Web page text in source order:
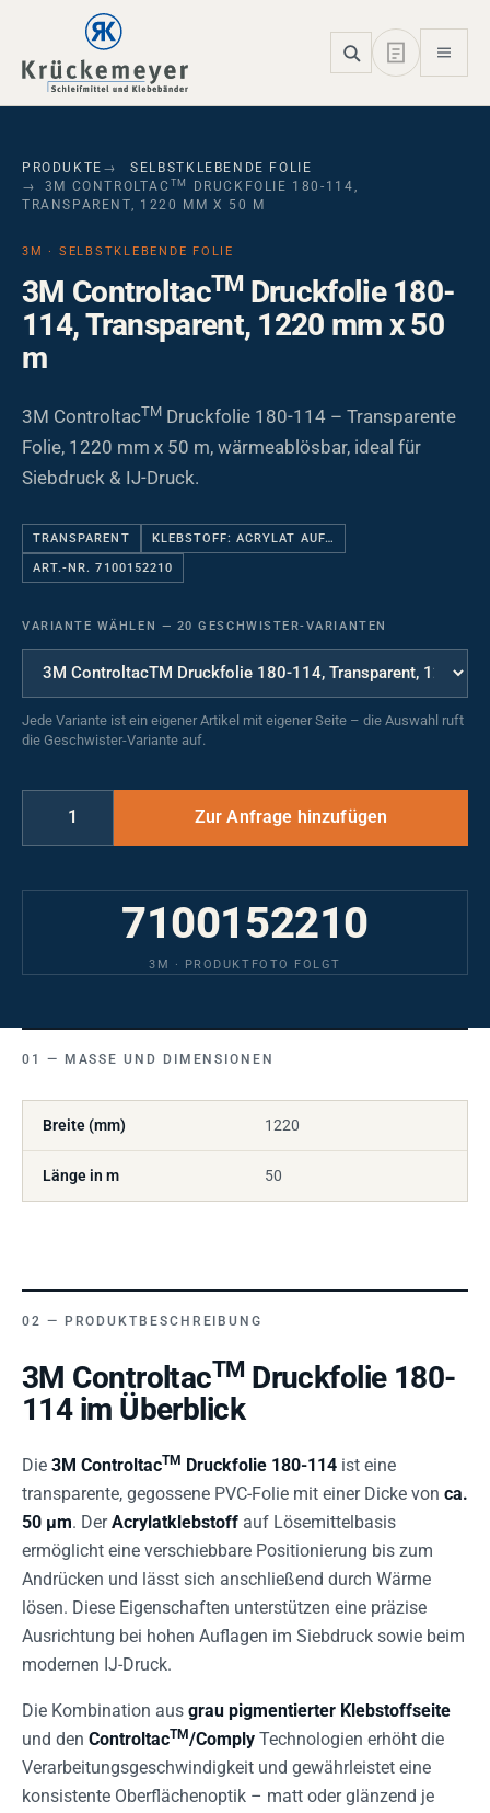
Skip to main navigation
Skip to main content
Skip to page footer
PRODUKTE
SELBSTKLEBENDE FOLIE
3M CONTROLTAC TM
DRUCKFOLIE 180-114,
TRANSPARENT, 1220 MM X 50 M
3M · SELBSTKLEBENDE FOLIE
3M ControltacTMDruckfolie 180-
114, Transparent, 1220 mm x 50
m
3M ControltacTM Druckfolie 180-114 – Transparente
Folie, 1220 mm x 50 m, wärmeablösbar, ideal für
Siebdruck & IJ-Druck.
TRANSPARENT KLEBSTOFF: ACRYLAT AUF…
ART.-NR. 7100152210
VARIANTE WÄHLEN — 20 GESCHWISTER-VARIANTEN
Jede Variante ist ein eigener Artikel mit eigener Seite – die Auswahl ruft
die Geschwister-Variante auf.
7100152210
3M · PRODUKTFOTO FOLGT
MASSE UND DIMENSIONEN
Breite (mm) 1220
Länge in m 50
PRODUKTBESCHREIBUNG
3M ControltacTM Druckfolie 180-
114 im Überblick
Die 3M ControltacTM Druckfolie 180-114 ist eine
transparente, gegossene PVC-Folie mit einer Dicke von ca.
50 µm. DerAcrylatklebstoff auf Lösemittelbasis
ermöglicht eine verschiebbare Positionierung bis zum
Andrücken und lässt sich anschließend durch Wärme
lösen. Diese Eigenschaften unterstützen eine präzise
Ausrichtung bei hohen Auflagen im Siebdruck sowie beim
modernen IJ-Druck.
Die Kombination aus grau pigmentierter Klebstoffseite
und den ControltacTM /Comply Technologien erhöht die
Verarbeitungsgeschwindigkeit und gewährleistet eine
konsistente Oberflächenoptik – matt oder glänzend je